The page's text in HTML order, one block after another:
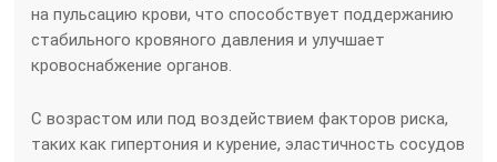
на пульсацию крови, что способствует поддержанию
стабильного кровяного давления и улучшает
кровоснабжение органов.
С возрастом или под воздействием факторов риска,
таких как гипертония и курение, эластичность сосудов